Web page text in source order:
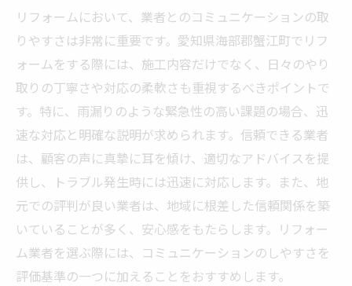
リフォームにおいて、業者とのコミュニケーションの取
りやすさは非常に重要です。愛知県海部郡蟹江町でリフ
ォームをする際には、施工内容だけでなく、日々のやり
取りの丁寧さや対応の柔軟さも重視するべきポイントで
す。特に、雨漏りのような緊急性の高い課題の場合、迅
速な対応と明確な説明が求められます。信頼できる業者
は、顧客の声に真摯に耳を傾け、適切なアドバイスを提
供し、トラブル発生時には迅速に対応します。また、地
元での評判が良い業者は、地域に根差した信頼関係を築
いていることが多く、安心感をもたらします。リフォー
ム業者を選ぶ際には、コミュニケーションのしやすさを
評価基準の一つに加えることをおすすめします。